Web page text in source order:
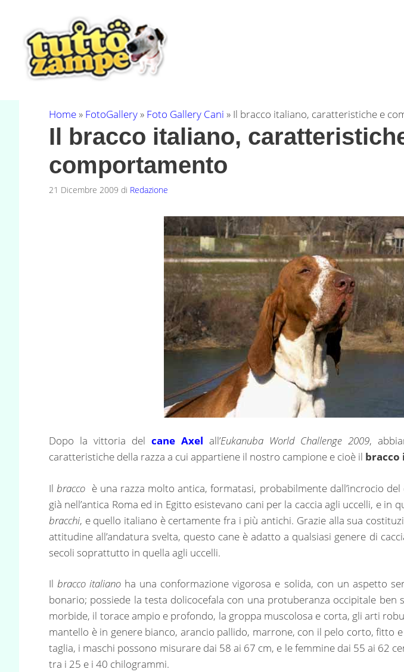
contenuto
Home» FotoGallery» Foto Gallery Cani » Il bracco italiano, caratteristiche e
Il bracco italiano,
comportamento
21 Dicembre 2009 di Redazione
Dopo la vittoria del cane Axel all’Eukanuba World Challenge 2009,
caratteristiche della razza a cui appartiene il nostro campione e cioè il bracco
Ilbracco è una razza molto antica, formatasi, probabilmente dall’incrocio
già nell’antica Roma ed in Egitto esistevano cani per la caccia agli uccelli, e in
bracchi, e quello italiano è certamente fra i più antichi. Grazie alla sua
attitudine all’andatura svelta, questo cane è adatto a qualsiasi genere di
secoli soprattutto in quella agli uccelli.
Ilbracco italiano ha una conformazione vigorosa e solida, con un aspetto
bonario; possiede la testa dolicocefala con una protuberanza occipitale ben
morbide, il torace ampio e profondo, la groppa muscolosa e corta, gli arti
mantello è in genere bianco, arancio pallido, marrone, con il pelo corto, fitto
taglia, i maschi possono misurare dai 58 ai 67 cm, e le femmine dai 55 ai 62
tra i 25 e i 40 chilogrammi.